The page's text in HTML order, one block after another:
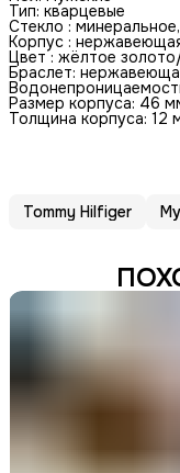
Тип: кваpцeвыe
Стеклo :
Корпус :
Цвет : жёлтое
Браслет:
Размер корпуса: 46
Толщина корпуса: 12
Tommy Hilfiger